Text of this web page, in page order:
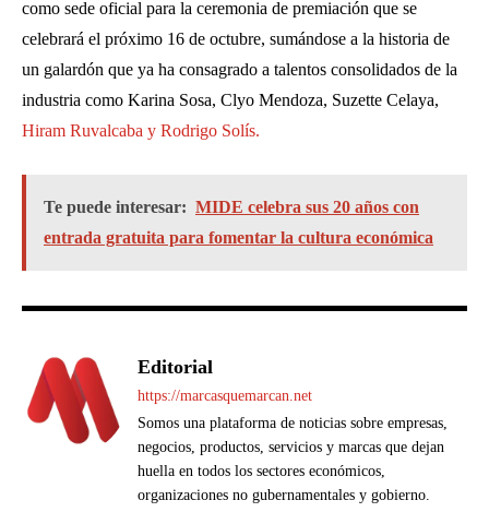
como sede oficial para la ceremonia de premiación que se
celebrará el próximo 16 de octubre, sumándose a la historia de
un galardón que ya ha consagrado a talentos consolidados de la
industria como Karina Sosa, Clyo Mendoza, Suzette Celaya,
Hiram Ruvalcaba y Rodrigo Solís.
Te puede interesar: MIDE celebra sus 20 años con
entrada gratuita para fomentar la cultura económica
Editorial
https://marcasquemarcan.net
Somos una plataforma de noticias sobre empresas,
negocios, productos, servicios y marcas que dejan
huella en todos los sectores económicos,
organizaciones no gubernamentales y gobierno.